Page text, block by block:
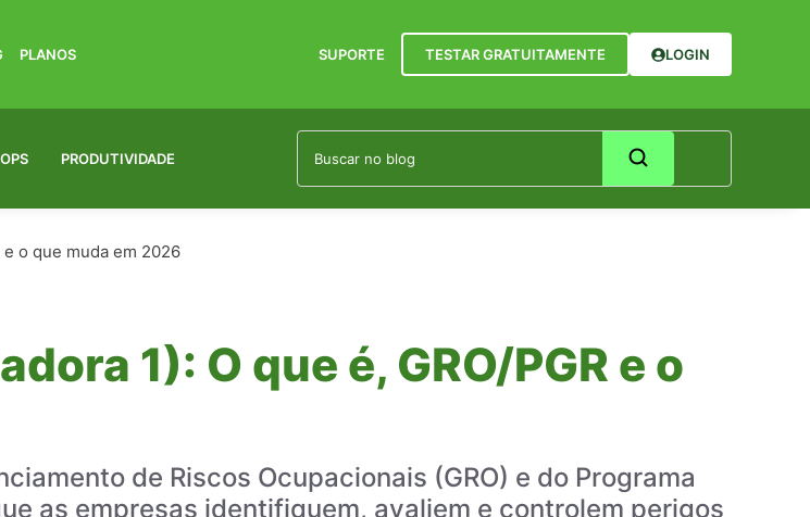
PLANOS SUPORTE TESTAR GRATUITAMENTE LOGIN
PRODUTIVIDADE
e o que muda em 2026
1): O que é, GRO/PGR e o
de Riscos Ocupacionais (GRO) e do Programa
as empresas identifiquem, avaliem e controlem perigos